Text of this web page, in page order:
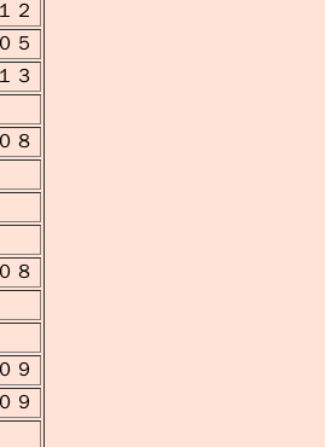
１２
０５
１３
０８
０８
０９
０９